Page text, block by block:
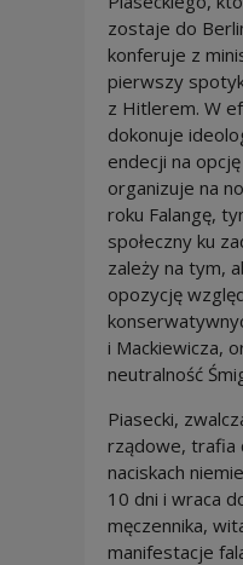
zostaje do
konferuje z
pierwszy
z Hitlerem. W
dokonuje
endecji na
organizuje na
roku Falangę,
społeczny ku
zależy na tym,
opozycję
i Mackiewicza,
neutralność
Piasecki,
rządowe, trafia
naciskach
10 dni i wraca
męczennika,
manifestacje